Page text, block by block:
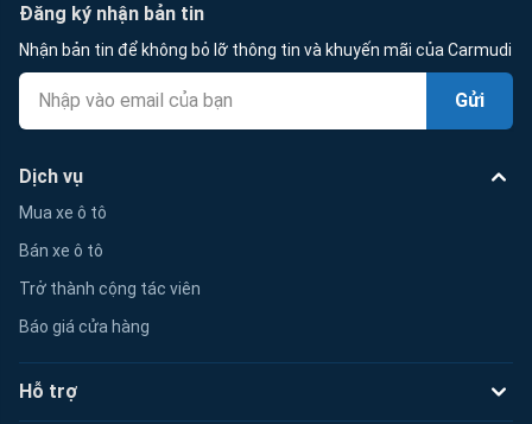
Đăng ký nhận bản tin
Nhận bản tin để không bỏ lỡ thông tin và khuyến mãi của Carmudi
Gửi
Dịch vụ
Mua xe ô tô
Bán xe ô tô
Trở thành cộng tác viên
Báo giá cửa hàng
Hỗ trợ